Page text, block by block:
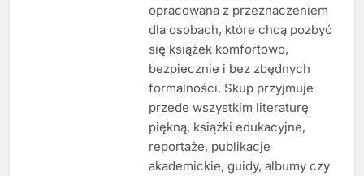
opracowana z przeznaczeniem
dla osobach, które chcą pozbyć
się książek komfortowo,
bezpiecznie i bez zbędnych
formalności. Skup przyjmuje
przede wszystkim literaturę
piękną, książki edukacyjne,
reportaże, publikacje
akademickie, guidy, albumy czy